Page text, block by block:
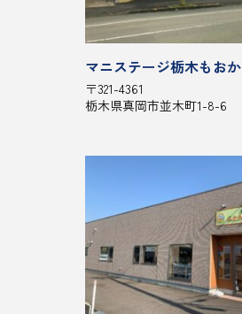
マニステージ栃木もおか
〒321-4361
栃木県真岡市並木町1-8-6